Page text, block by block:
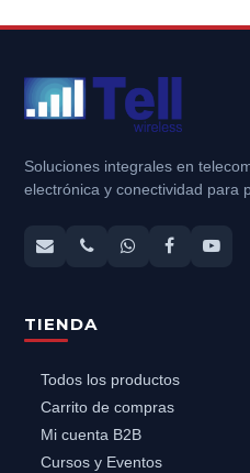
Soluciones integrales en
electrónica y conectividad para
TIENDA
Todos los productos
Carrito de compras
Mi cuenta B2B
Cursos y Eventos